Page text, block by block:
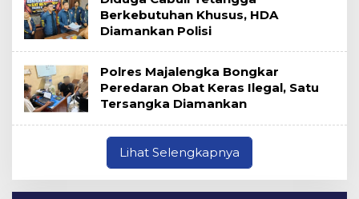
Berkebutuhan Khusus, HDA
Diamankan Polisi
Polres Majalengka Bongkar
Peredaran Obat Keras Ilegal, Satu
Tersangka Diamankan
Lihat Selengkapnya